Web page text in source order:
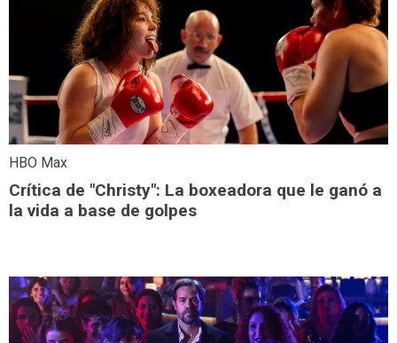
HBO Max
Crítica de "Christy": La boxeadora que le ganó a
la vida a base de golpes